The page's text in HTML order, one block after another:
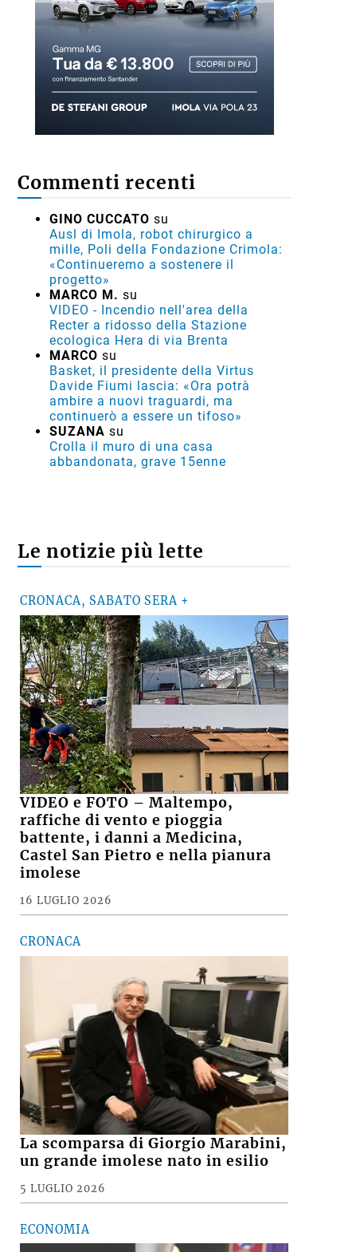
Commenti recenti
GINO CUCCATO su
Ausl di Imola, robot chirurgico a
mille, Poli della Fondazione Crimola:
«Continueremo a sostenere il
progetto»
MARCO M. su
VIDEO - Incendio nell'area della
Recter a ridosso della Stazione
ecologica Hera di via Brenta
MARCO su
Basket, il presidente della Virtus
Davide Fiumi lascia: «Ora potrà
ambire a nuovi traguardi, ma
continuerò a essere un tifoso»
SUZANA su
Crolla il muro di una casa
abbandonata, grave 15enne
Le notizie più lette
CRONACA, SABATO SERA +
VIDEO e FOTO – Maltempo,
raffiche di vento e pioggia
battente, i danni a Medicina,
Castel San Pietro e nella pianura
imolese
16 LUGLIO 2026
CRONACA
La scomparsa di Giorgio Marabini,
un grande imolese nato in esilio
5 LUGLIO 2026
ECONOMIA